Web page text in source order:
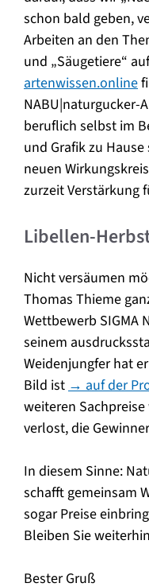
schon bald geben,
Arbeiten an den
und „Säugetiere“
artenwissen.online
NABU|naturgucker-
beruflich selbst im
und Grafik zu
neuen
zurzeit Verstärkung
Libellen-
Nicht versäumen
Thomas Thieme
Wettbewerb SIGMA
seinem
Weidenjungfer hat
Bild ist → auf der
weiteren
verlost, die
In diesem Sinne:
schafft gemeinsam
sogar Preise
Bleiben Sie
Bester Gruß